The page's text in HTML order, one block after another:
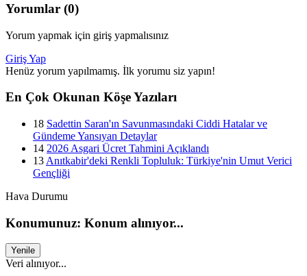
Yorumlar (0)
Yorum yapmak için giriş yapmalısınız
Giriş Yap
Henüz yorum yapılmamış. İlk yorumu siz yapın!
En Çok Okunan Köşe Yazıları
18 Sadettin Saran'ın Savunmasındaki Ciddi Hatalar ve
Gündeme Yansıyan Detaylar
14 2026 Asgari Ücret Tahmini Açıklandı
13 Anıtkabir'deki Renkli Topluluk: Türkiye'nin Umut Verici
Gençliği
Hava Durumu
Konumunuz: Konum alınıyor...
Yenile
Veri alınıyor...